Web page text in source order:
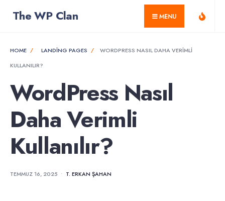
The WP Clan MENU
HOME LANDING PAGES
WORDPRESS NASIL DAHA VERIMLI
KULLANILIR?
WordPress Nasıl
Daha Verimli
Kullanılır?
TEMMUZ 16, 2025 • T. ERKAN ŞAHAN